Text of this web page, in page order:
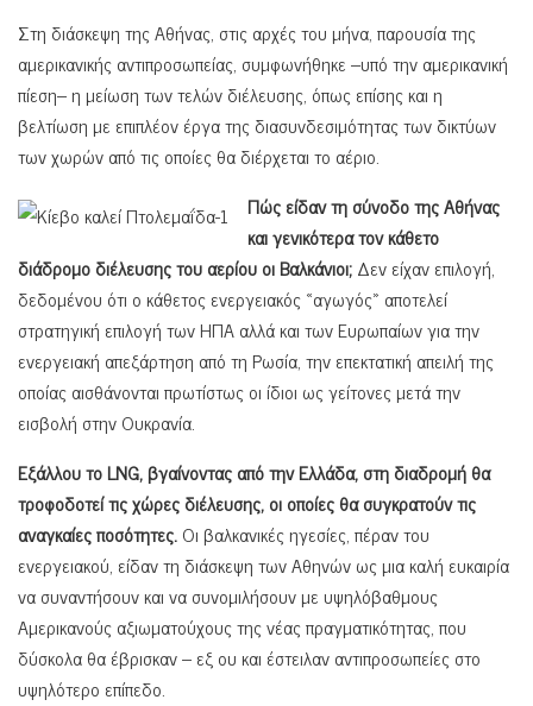
Στη διάσκεψη της Αθήνας, στις αρχές του μήνα, παρουσία της
αμερικανικής αντιπροσωπείας, συμφωνήθηκε –υπό την αμερικανική
πίεση– η μείωση των τελών διέλευσης, όπως επίσης και η
βελτίωση με επιπλέον έργα της διασυνδεσιμότητας των δικτύων
των χωρών από τις οποίες θα διέρχεται το αέριο.
Πώς είδαν τη σύνοδο της Αθήνας
και γενικότερα τον κάθετο
διάδρομο διέλευσης του αερίου οι Βαλκάνιοι;Δεν είχαν επιλογή,
δεδομένου ότι ο κάθετος ενεργειακός «αγωγός» αποτελεί
στρατηγική επιλογή των ΗΠΑ αλλά και των Ευρωπαίων για την
ενεργειακή απεξάρτηση από τη Ρωσία, την επεκτατική απειλή της
οποίας αισθάνονται πρωτίστως οι ίδιοι ως γείτονες μετά την
εισβολή στην Ουκρανία.
Εξάλλου το LNG, βγαίνοντας από την Ελλάδα, στη διαδρομή θα
τροφοδοτεί τις χώρες διέλευσης, οι οποίες θα συγκρατούν τις
αναγκαίες ποσότητες.Οι βαλκανικές ηγεσίες, πέραν του
ενεργειακού, είδαν τη διάσκεψη των Αθηνών ως μια καλή ευκαιρία
να συναντήσουν και να συνομιλήσουν με υψηλόβαθμους
Αμερικανούς αξιωματούχους της νέας πραγματικότητας, που
δύσκολα θα έβρισκαν – εξ ου και έστειλαν αντιπροσωπείες στο
υψηλότερο επίπεδο.